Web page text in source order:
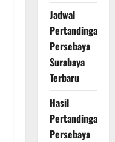
Jadwal
Pertandingan
Persebaya
Surabaya
Terbaru
Hasil
Pertandingan
Persebaya